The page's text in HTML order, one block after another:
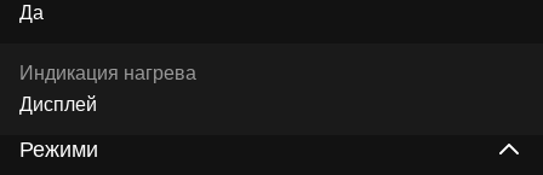
Да
Индикация нагрева
Дисплей
Режими